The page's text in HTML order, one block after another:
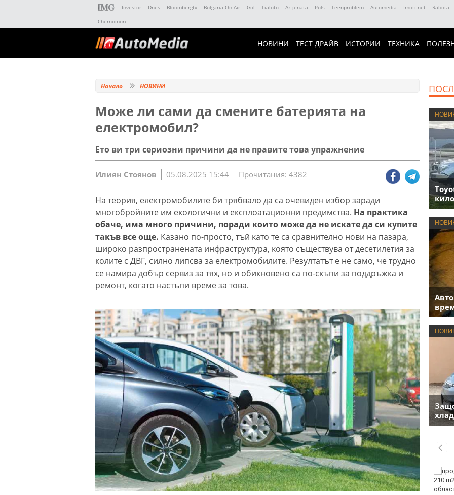
Investor Dnes Bloombergtv Bulgaria On Air Gol Tialoto Az-jenata Puls Teenproblem Automedia Imoti.net Rabota
Chernomore
НОВИНИ ТЕСТ ДРАЙВ ИСТОРИИ ТЕХНИКА
Начало НОВИНИ
Може ли сами да смените батерията на
електромобил?
Ето ви три сериозни причини да не правите това упражнение
Илиян Стоянов 05.08.2025 15:44 Прочитания: 4382
На теория, електромобилите би трябвало да са очевиден избор заради
многобройните им екологични и експлоатационни предимства. На практика
обаче, има много причини, поради които може да не искате да си купите
такъв все още. Казано по-просто, тъй като те са сравнително нови на пазара,
широко разпространената инфраструктура, която съществува от десетилетия за
колите с ДВГ, силно липсва за електромобилите. Резултатът е не само, че трудно
се намира добър сервиз за тях, но и обикновено са по-скъпи за поддръжка и
ремонт, когато настъпи време за това.
Вижте защо някои хора
са като магнити за
комарите, а други се